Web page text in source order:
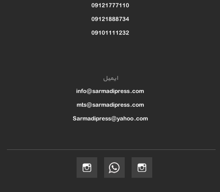
09121777110
09121888734
09101111232
ایمیل
info@sarmadipress.com
mts@sarmadipress.com
Sarmadipress@yahoo.com